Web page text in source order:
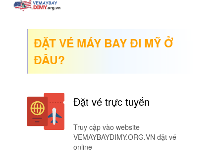
ĐẶT VÉ MÁY BAY ĐI MỸ Ở
ĐÂU?
Đặt vé trực tuyến
Truy cập vào website
VEMAYBAYDIMY.ORG.VN đặt vé
online